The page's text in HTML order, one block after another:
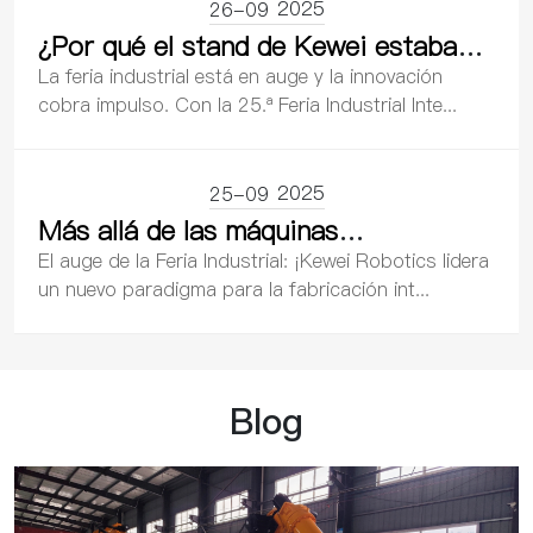
26-09 2025
¿Por qué el stand de Kewei estaba
tan lleno? Un análisis profundo de
sus principales avances tecnológicos
La feria industrial está en auge y la innovación
cobra impulso. Con la 25.ª Feria Industrial Inte...
25-09 2025
Más allá de las máquinas
independientes: El debut de Kewei en
la Feria Industrial revela la
El auge de la Feria Industrial: ¡Kewei Robotics lidera
un nuevo paradigma para la fabricación int...
Blog